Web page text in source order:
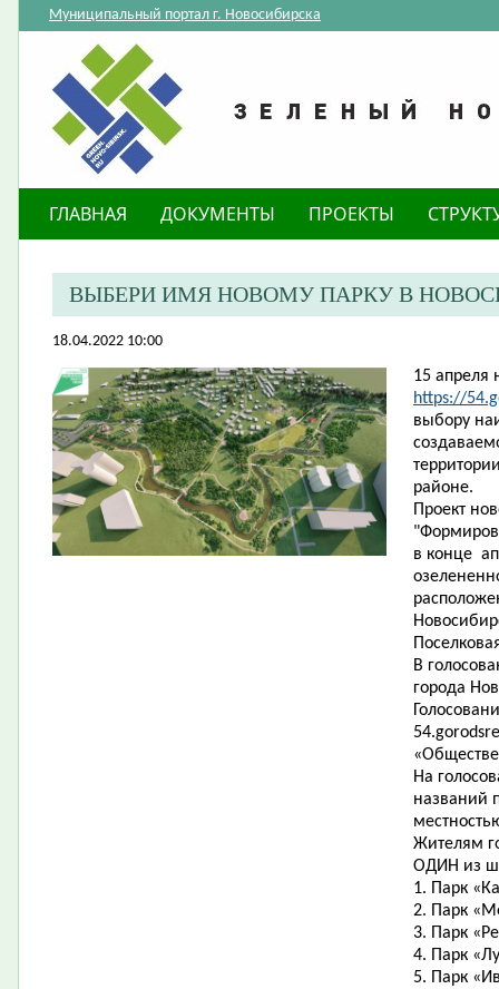
Муниципальный портал г. Новосибирска
ГЛАВНАЯ ДОКУМЕНТЫ ПРОЕКТЫ
ВЫБЕРИ ИМЯ НОВОМУ ПАРКУ В
18.04.2022 10:00
15 апреля
https://
выбору
районе.
Проект
в конце
В
города
На
названий
Жителям
ОДИН из
1. Парк
2. Парк
3. Парк
4. Парк
5. Парк